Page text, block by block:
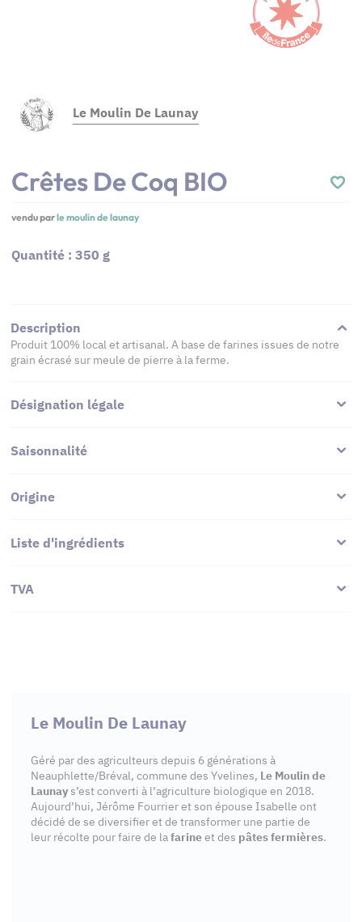
Le Moulin De Launay
Crêtes De Coq BIO
vendu parle moulin de launay
Quantité : 350 g
Description
Produit 100% local et artisanal. A base de farines issues de notre
grain écrasé sur meule de pierre à la ferme.
Désignation légale
Saisonnalité
Origine
Liste d'ingrédients
TVA
Le Moulin De Launay
Géré par des agriculteurs depuis 6 générations à
Neauphlette/Bréval, commune des Yvelines, Le Moulin de
Launays’est converti à l’agriculture biologique en 2018.
Aujourd’hui, Jérôme Fourrier et son épouse Isabelle ont
décidé de se diversifier et de transformer une partie de
leur récolte pour faire de lafarineet des pâtes fermières.